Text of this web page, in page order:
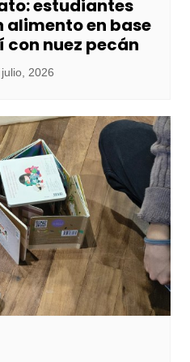
estudiantes
en base
nuez pecán
2026